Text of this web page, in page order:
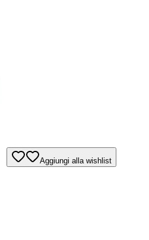
Aggiungi alla wishlist